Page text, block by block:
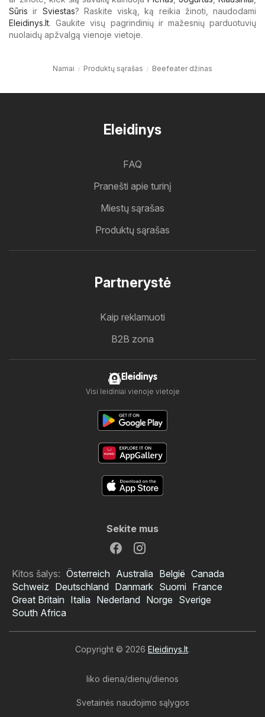
Sūris ir Sviestas? Raskite viską, ką reikia žinoti, naudodami
Eleidinys.lt. Gaukite visų pagrindinių ir mažesnių parduotuvių
nuolaidų apžvalgą vienoje vietoje.
Namai Produktų sąrašas Beefeater džinas
Eleidinys
FAQ
Pranešti apie turinį
Miestų sąrašas
Produktų sąrašas
Partnerystė
Kaip reklamuoti
B2B zona
Eleidinys
Visi leidiniai vienoje vietoje
Sekite mus
Kitos šalys: Österreich Australia België Canada
Schweiz Deutschland Danmark Suomi France
Great Britain Italia Nederland Norge Sverige
South Africa
Copyright © 2026 Eleidinys.lt.
liko diena/dienų/dienos
Svetainės naudojimo sąlygos